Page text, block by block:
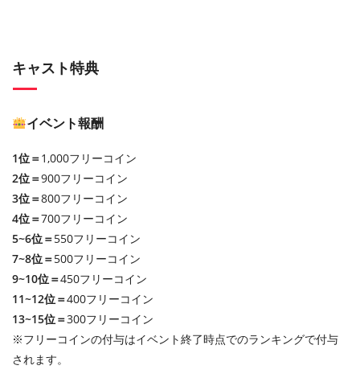
キャスト特典
イベント報酬
1位＝1,000フリーコイン
2位＝900フリーコイン
3位＝800フリーコイン
4位＝700フリーコイン
5~6位＝550フリーコイン
7~8位＝500フリーコイン
9~10位＝450フリーコイン
11~12位＝400フリーコイン
13~15位＝300フリーコイン
※フリーコインの付与はイベント終了時点でのランキングで付与
されます。